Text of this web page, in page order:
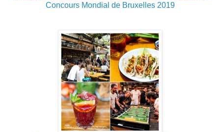
Concours Mondial de Bruxelles 2019